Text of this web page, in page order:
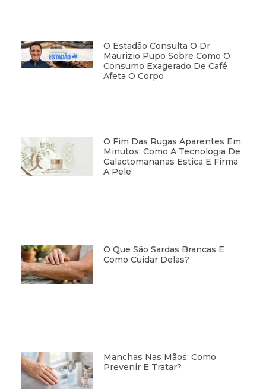
O Estadão Consulta O Dr.
Maurizio Pupo Sobre Como O
Consumo Exagerado De Café
Afeta O Corpo
O Fim Das Rugas Aparentes Em
Minutos: Como A Tecnologia De
Galactomananas Estica E Firma
A Pele
O Que São Sardas Brancas E
Como Cuidar Delas?
Manchas Nas Mãos: Como
Prevenir E Tratar?